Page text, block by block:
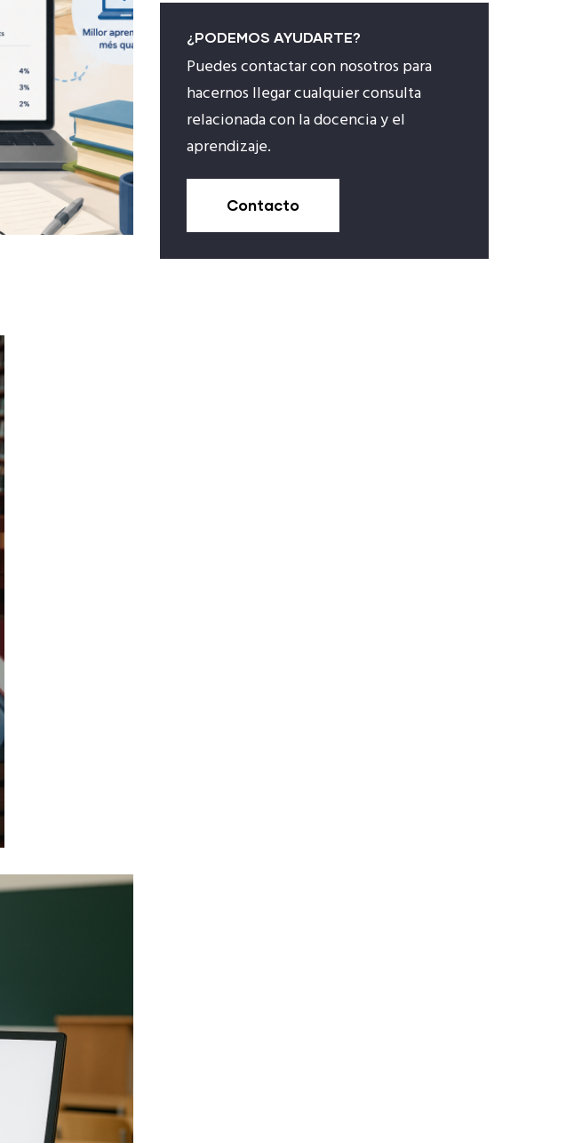
¿PODEMOS AYUDARTE?
Puedes contactar con nosotros para
hacernos llegar cualquier consulta
relacionada con la docencia y el
aprendizaje.
Contacto